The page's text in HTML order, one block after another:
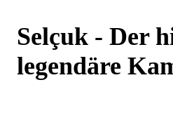
Selçuk - Der
legendäre